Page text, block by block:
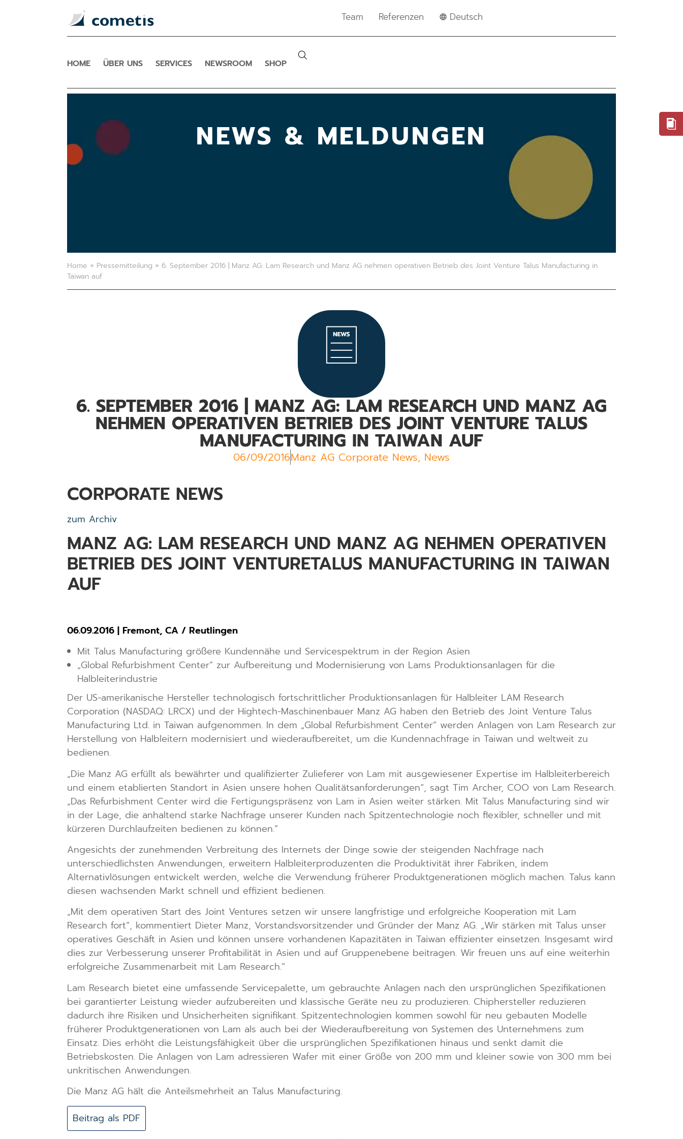
Team Referenzen Deutsch
HOME ÜBER UNS SERVICES NEWSROOM SHOP
NEWS & MELDUNGEN
Home » Pressemitteilung » 6. September 2016 | Manz AG: Lam Research und Manz AG nehmen operativen Betrieb des Joint Venture Talus Manufacturing in
Taiwan auf
6. SEPTEMBER 2016 | MANZ AG: LAM RESEARCH UND MANZ AG
NEHMEN OPERATIVEN BETRIEB DES JOINT VENTURE TALUS
MANUFACTURING IN TAIWAN AUF
06/09/2016Manz AG Corporate News, News
CORPORATE NEWS
zum Archiv
MANZ AG: LAM RESEARCH UND MANZ AG NEHMEN OPERATIVEN
BETRIEB DES JOINT VENTURETALUS MANUFACTURING IN TAIWAN
AUF
06.09.2016 | Fremont, CA / Reutlingen
Mit Talus Manufacturing größere Kundennähe und Servicespektrum in der Region Asien
„Global Refurbishment Center“ zur Aufbereitung und Modernisierung von Lams Produktionsanlagen für die
Halbleiterindustrie
Der US-amerikanische Hersteller technologisch fortschrittlicher Produktionsanlagen für Halbleiter LAM Research
Corporation (NASDAQ: LRCX) und der Hightech-Maschinenbauer Manz AG haben den Betrieb des Joint Venture Talus
Manufacturing Ltd. in Taiwan aufgenommen. In dem „Global Refurbishment Center“ werden Anlagen von Lam Research zur
Herstellung von Halbleitern modernisiert und wiederaufbereitet, um die Kundennachfrage in Taiwan und weltweit zu
bedienen.
„Die Manz AG erfüllt als bewährter und qualifizierter Zulieferer von Lam mit ausgewiesener Expertise im Halbleiterbereich
und einem etablierten Standort in Asien unsere hohen Qualitätsanforderungen“, sagt Tim Archer, COO von Lam Research.
„Das Refurbishment Center wird die Fertigungspräsenz von Lam in Asien weiter stärken. Mit Talus Manufacturing sind wir
in der Lage, die anhaltend starke Nachfrage unserer Kunden nach Spitzentechnologie noch flexibler, schneller und mit
kürzeren Durchlaufzeiten bedienen zu können.“
Angesichts der zunehmenden Verbreitung des Internets der Dinge sowie der steigenden Nachfrage nach
unterschiedlichsten Anwendungen, erweitern Halbleiterproduzenten die Produktivität ihrer Fabriken, indem
Alternativlösungen entwickelt werden, welche die Verwendung früherer Produktgenerationen möglich machen. Talus kann
diesen wachsenden Markt schnell und effizient bedienen.
„Mit dem operativen Start des Joint Ventures setzen wir unsere langfristige und erfolgreiche Kooperation mit Lam
Research fort“, kommentiert Dieter Manz, Vorstandsvorsitzender und Gründer der Manz AG. „Wir stärken mit Talus unser
operatives Geschäft in Asien und können unsere vorhandenen Kapazitäten in Taiwan effizienter einsetzen. Insgesamt wird
dies zur Verbesserung unserer Profitabilität in Asien und auf Gruppenebene beitragen. Wir freuen uns auf eine weiterhin
erfolgreiche Zusammenarbeit mit Lam Research.“
Lam Research bietet eine umfassende Servicepalette, um gebrauchte Anlagen nach den ursprünglichen Spezifikationen
bei garantierter Leistung wieder aufzubereiten und klassische Geräte neu zu produzieren. Chiphersteller reduzieren
dadurch ihre Risiken und Unsicherheiten signifikant. Spitzentechnologien kommen sowohl für neu gebauten Modelle
früherer Produktgenerationen von Lam als auch bei der Wiederaufbereitung von Systemen des Unternehmens zum
Einsatz. Dies erhöht die Leistungsfähigkeit über die ursprünglichen Spezifikationen hinaus und senkt damit die
Betriebskosten. Die Anlagen von Lam adressieren Wafer mit einer Größe von 200 mm und kleiner sowie von 300 mm bei
unkritischen Anwendungen.
Die Manz AG hält die Anteilsmehrheit an Talus Manufacturing.
Beitrag als PDF